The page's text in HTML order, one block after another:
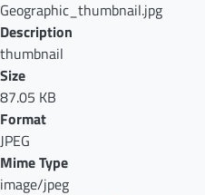
Geographic_thumbnail.jpg
Description
thumbnail
Size
87.05 KB
Format
JPEG
Mime Type
image/jpeg